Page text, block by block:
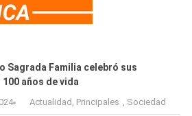
Sagrada Familia celebró sus
años de vida
Actualidad , Principales , Sociedad